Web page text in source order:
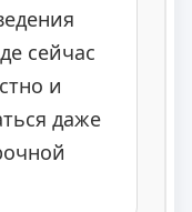
сейчас
и
даже